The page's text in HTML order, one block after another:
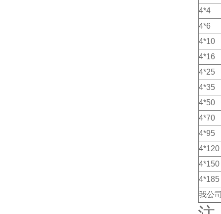
4*4
4*6
4*10
4*16
4*25
4*35
4*50
4*70
4*95
4*120
4*150
4*185
我公